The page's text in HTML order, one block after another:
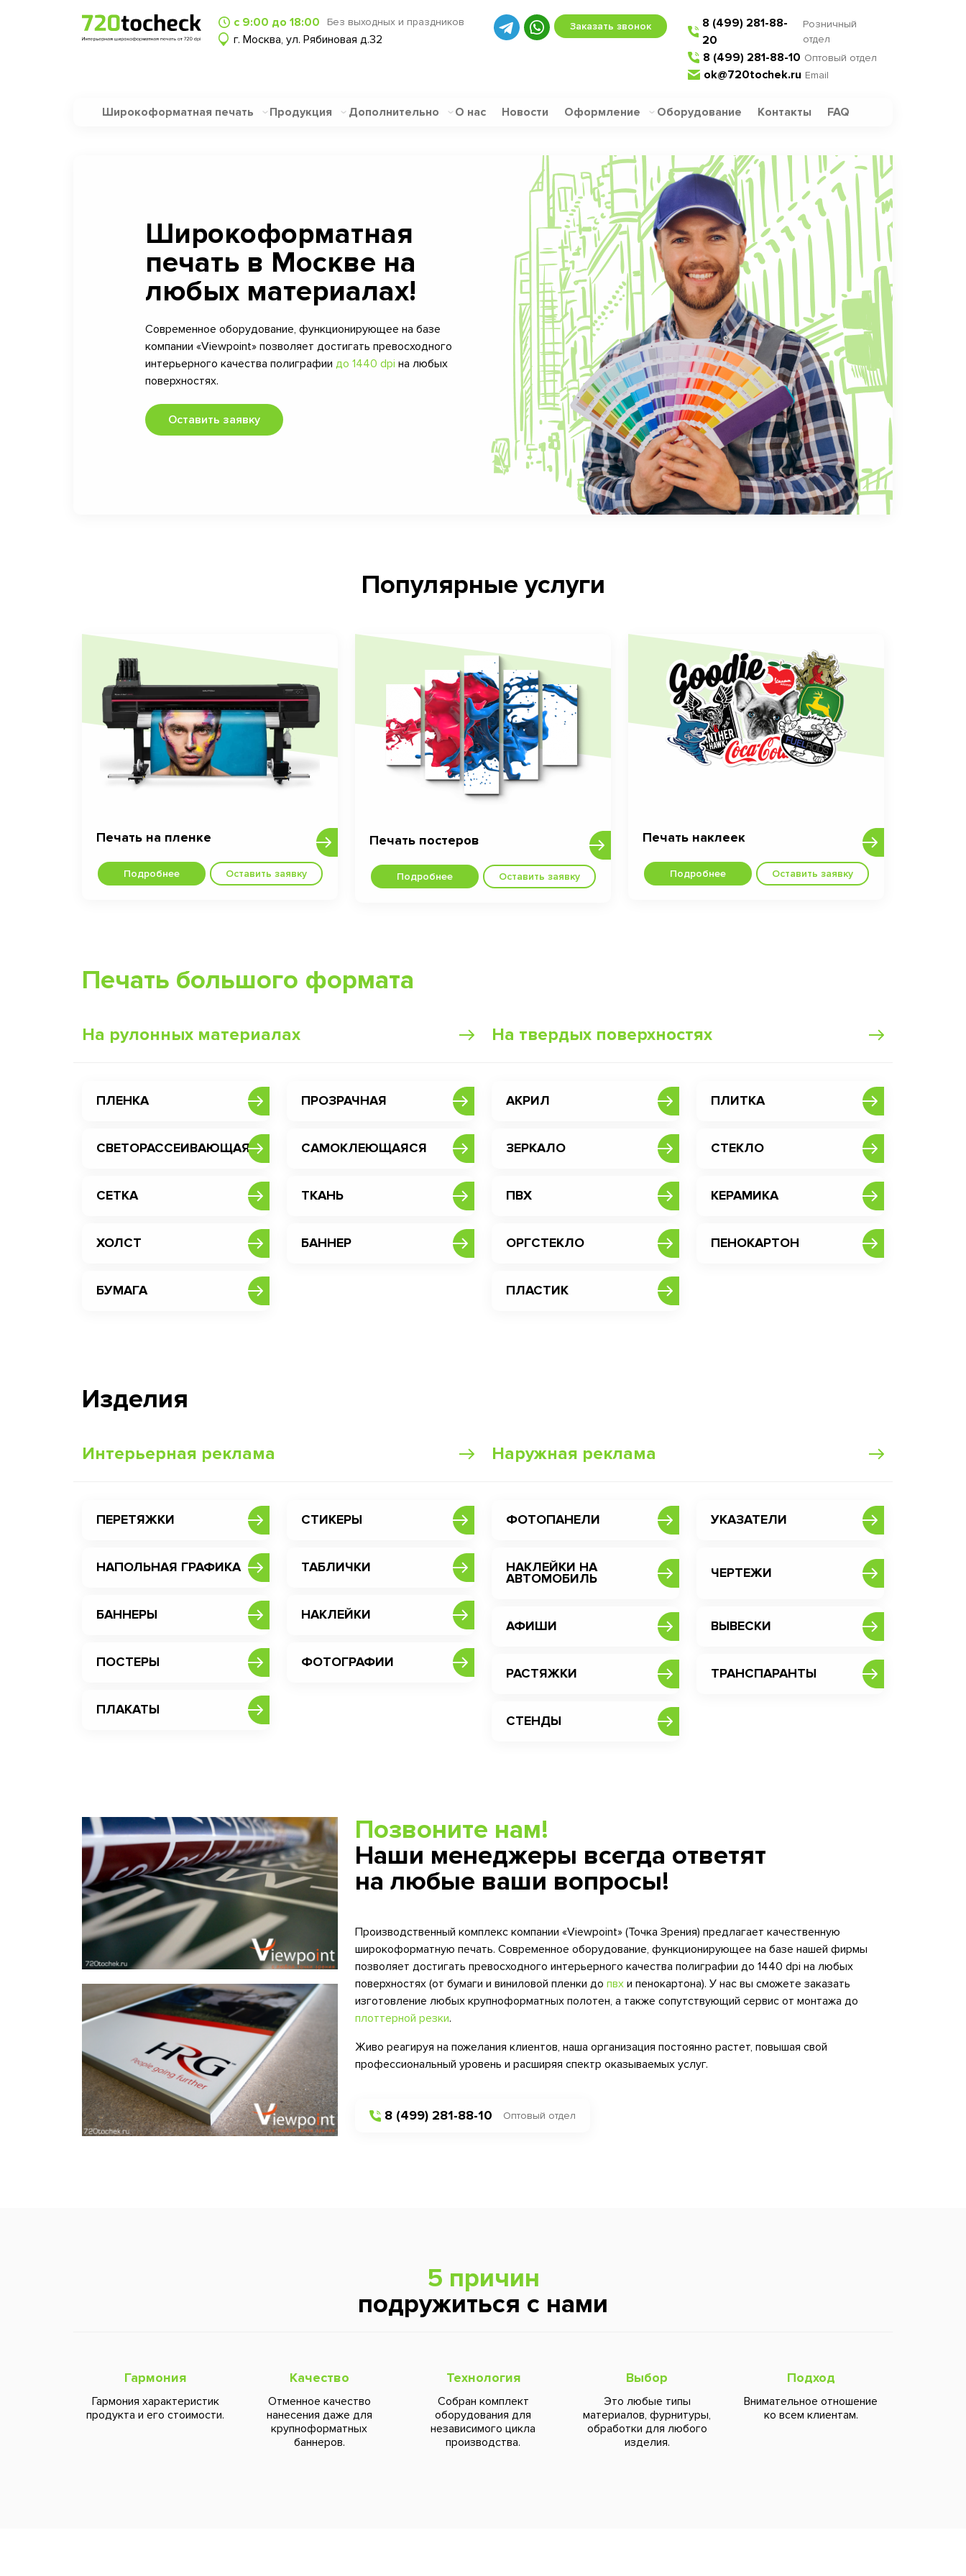
с 9:00 до 18:00 Без выходных и праздников
г. Москва, ул. Рябиновая д.32
Заказать звонок
8 (499) 281-88-
20
Розничный
отдел
8 (499) 281-88-10 Оптовый отдел
ok@720tochek.ru Email
Широкоформатная печать Продукция Дополнительно О нас Новости Оформление Оборудование Контакты FAQ
Широкоформатная
печать в Москве на
любых материалах!
Современное оборудование, функционирующее на базе
компании «Viewpoint» позволяет достигать превосходного
интерьерного качества полиграфии до 1440 dpi на любых
поверхностях.
Оставить заявку
Популярные услуги
Печать на пленке
Подробнее Оставить заявку
Печать постеров
Подробнее Оставить заявку
Печать наклеек
Подробнее Оставить заявку
Печать большого формата
На рулонных материалах
ПЛЕНКА ПРОЗРАЧНАЯ
СВЕТОРАССЕИВАЮЩАЯ САМОКЛЕЮЩАЯСЯ
СЕТКА ТКАНЬ
ХОЛСТ БАННЕР
БУМАГА
На твердых поверхностях
АКРИЛ ПЛИТКА
ЗЕРКАЛО СТЕКЛО
ПВХ КЕРАМИКА
ОРГСТЕКЛО ПЕНОКАРТОН
ПЛАСТИК
Изделия
Интерьерная реклама
ПЕРЕТЯЖКИ СТИКЕРЫ
НАПОЛЬНАЯ ГРАФИКА ТАБЛИЧКИ
БАННЕРЫ НАКЛЕЙКИ
ПОСТЕРЫ ФОТОГРАФИИ
ПЛАКАТЫ
Наружная реклама
ФОТОПАНЕЛИ УКАЗАТЕЛИ
НАКЛЕЙКИ НА
АВТОМОБИЛЬ ЧЕРТЕЖИ
АФИШИ ВЫВЕСКИ
РАСТЯЖКИ ТРАНСПАРАНТЫ
СТЕНДЫ
Позвоните нам!
Наши менеджеры всегда ответят
на любые ваши вопросы!
Производственный комплекс компании «Viewpoint» (Точка Зрения) предлагает качественную
широкоформатную печать. Современное оборудование, функционирующее на базе нашей фирмы
позволяет достигать превосходного интерьерного качества полиграфии до 1440 dpi на любых
поверхностях (от бумаги и виниловой пленки до пвх и пенокартона). У нас вы сможете заказать
изготовление любых крупноформатных полотен, а также сопутствующий сервис от монтажа до
плоттерной резки.
Живо реагируя на пожелания клиентов, наша организация постоянно растет, повышая свой
профессиональный уровень и расширяя спектр оказываемых услуг.
8 (499) 281-88-10 Оптовый отдел
5 причин
подружиться с нами
Гармония
Гармония характеристик
продукта и его стоимости.
Качество
Отменное качество
нанесения даже для
крупноформатных
баннеров.
Технология
Собран комплект
оборудования для
независимого цикла
производства.
Выбор
Это любые типы
материалов, фурнитуры,
обработки для любого
изделия.
Подход
Внимательное отношение
ко всем клиентам.